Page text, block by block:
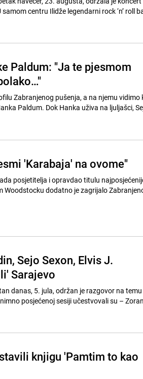
centru Ilidže legendarni rock ‘n’ roll
Paldum: "Ja te pjesmom
Zabranjenog pušenja, a na njemu vidimo
Paldum. Dok Hanka uživa na ljuljašci,
'Karabaja' na ovome"
posjetitelja i opravdao titulu
dodatno je zagrijalo
Sejo Sexon, Elvis J.
Sarajevo
danas, 5. jula, održan je razgovor na temu
posjećenoj sesiji učestvovali su –
knjigu 'Pamtim to kao